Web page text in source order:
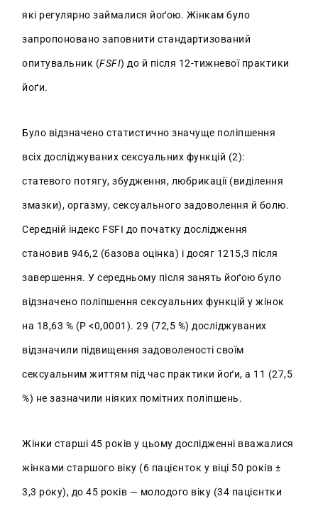
які регулярно займалися йоґою. Жінкам було
запропоновано заповнити стандартизований
опитувальник (FSFI) до й після 12-тижневої практики
йоґи.
Було відзначено статистично значуще поліпшення
всіх досліджуваних сексуальних функцій (2):
статевого потягу, збудження, любрикації (виділення
змазки), оргазму, сексуального задоволення й болю.
Середній індекс FSFI до початку дослідження
становив 946,2 (базова оцінка) і досяг 1215,3 після
завершення. У середньому після занять йоґою було
відзначено поліпшення сексуальних функцій у жінок
на 18,63 % (P <0,0001). 29 (72,5 %) досліджуваних
відзначили підвищення задоволеності своїм
сексуальним життям під час практики йоґи, а 11 (27,5
%) не зазначили ніяких помітних поліпшень.
Жінки старші 45 років у цьому дослідженні вважалися
жінками старшого віку (6 пацієнток у віці 50 років ±
3,3 року), до 45 років — молодого віку (34 пацієнтки